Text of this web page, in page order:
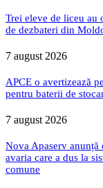
Trei eleve de liceu au
de dezbateri din
7 august 2026
APCE o avertizează
pentru baterii de
7 august 2026
Nova Apaserv anunță
avaria care a dus la
comune